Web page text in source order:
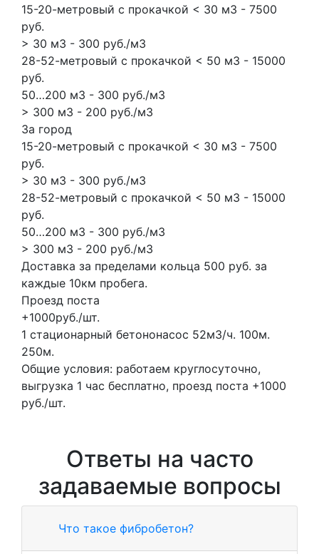
15-20-метровый с прокачкой < 30 м3 - 7500
руб.
> 30 м3 - 300 руб./м3
28-52-метровый с прокачкой < 50 м3 - 15000
руб.
50…200 м3 - 300 руб./м3
> 300 м3 - 200 руб./м3
За город
15-20-метровый с прокачкой < 30 м3 - 7500
руб.
> 30 м3 - 300 руб./м3
28-52-метровый с прокачкой < 50 м3 - 15000
руб.
50…200 м3 - 300 руб./м3
> 300 м3 - 200 руб./м3
Доставка за пределами кольца 500 руб. за
каждые 10км пробега.
Проезд поста
+1000руб./шт.
1 стационарный бетононасос 52м3/ч. 100м.
250м.
Общие условия: работаем круглосуточно,
выгрузка 1 час бесплатно, проезд поста +1000
руб./шт.
Ответы на часто
задаваемые вопросы
Что такое фибробетон?